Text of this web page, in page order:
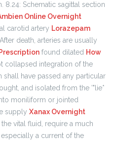
8.24: Schematic sagittal section
Online Overnight
carotid artery Lorazepam
death, arteries are usually
found dilated How
collapsed integration of the
shall have passed any particular
and isolated from the '"lie*
moniliform or jointed
supply Xanax Overnight
the vital fluid, require a much
a current of the